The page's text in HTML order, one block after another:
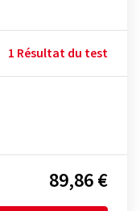
1 Résultat du test
89,86 €